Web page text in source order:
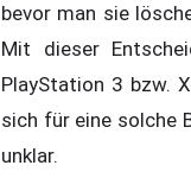
bevor man sie
Mit dieser
PlayStation 3 bzw.
sich für eine solche
unklar.